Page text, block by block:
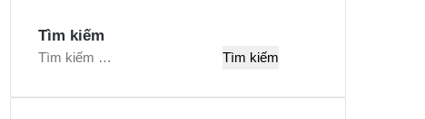
Tìm kiếm
T